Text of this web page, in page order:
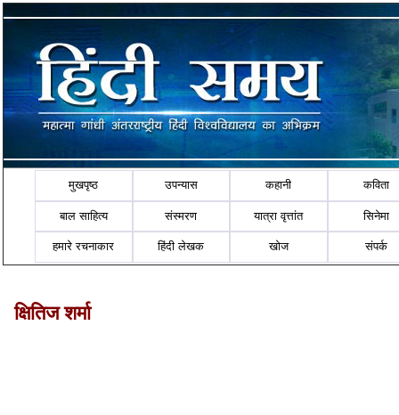
मुखपृष्ठ उपन्यास कहानी कविता
बाल साहित्य संस्मरण यात्रा वृत्तांत सिनेमा
हमारे रचनाकार हिंदी लेखक खोज संपर्क
क्षितिज शर्मा